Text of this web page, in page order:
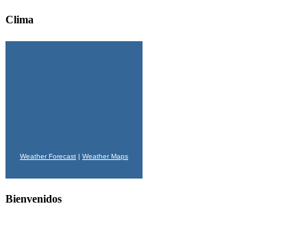
Clima
Weather Forecast | Weather Maps
Bienvenidos